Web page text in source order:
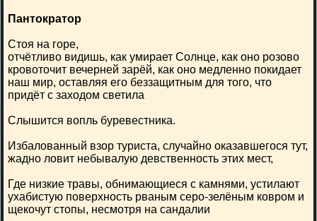
Пантократор
Стоя на горе,
отчётливо видишь, как умирает Солнце, как оно розово
кровоточит вечерней зарёй, как оно медленно покидает
наш мир, оставляя его беззащитным для того, что
придёт с заходом светила
Слышится вопль буревестника.
Избалованный взор туриста, случайно оказавшегося тут,
жадно ловит небывалую девственность этих мест,
Где низкие травы, обнимающиеся с камнями, устилают
ухабистую поверхность рваным серо-зелёным ковром и
щекочут стопы, несмотря на сандалии